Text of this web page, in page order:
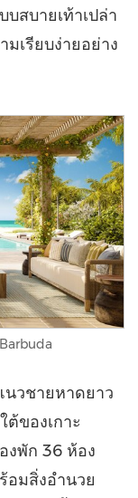
สบายเท้าเปล่า
เรียบง่ายอย่าง
นวชายหาดยาว
ของเกาะ
งพัก 36 ห้อง
อมสิ่งอำนวย